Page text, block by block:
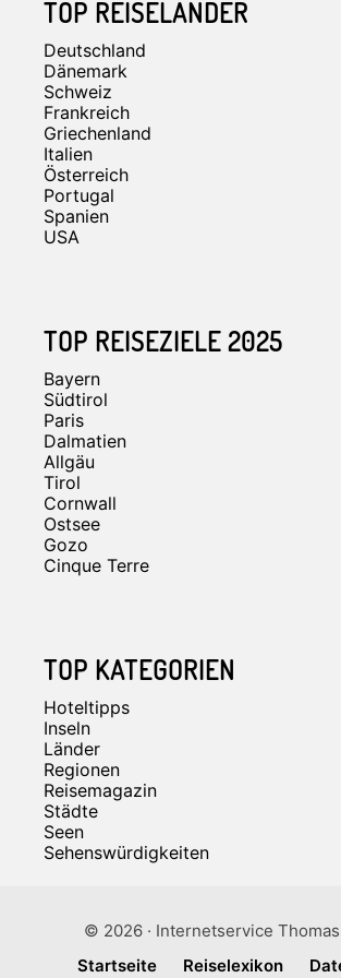
TOP REISELÄNDER
Deutschland
Dänemark
Schweiz
Frankreich
Griechenland
Italien
Österreich
Portugal
Spanien
USA
TOP REISEZIELE 2025
Bayern
Südtirol
Paris
Dalmatien
Allgäu
Tirol
Cornwall
Ostsee
Gozo
Cinque Terre
TOP KATEGORIEN
Hoteltipps
Inseln
Länder
Regionen
Reisemagazin
Städte
Seen
Sehenswürdigkeiten
© 2026 · Internetservice
Startseite
Reiselexikon